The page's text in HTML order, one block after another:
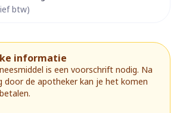
btw)
informatie
is een voorschrift nodig. Na
door de apotheker kan je het komen